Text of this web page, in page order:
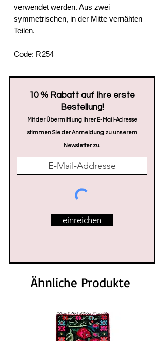
verwendet werden. Aus zwei
symmetrischen, in der Mitte vernähten
Teilen.
Code: R254
​10 % Rabatt auf Ihre erste
Bestellung!
Mit der Übermittlung Ihrer E-Mail-Adresse
stimmen Sie der Anmeldung zu unserem
Newsletter zu.
einreichen
Ähnliche Produkte